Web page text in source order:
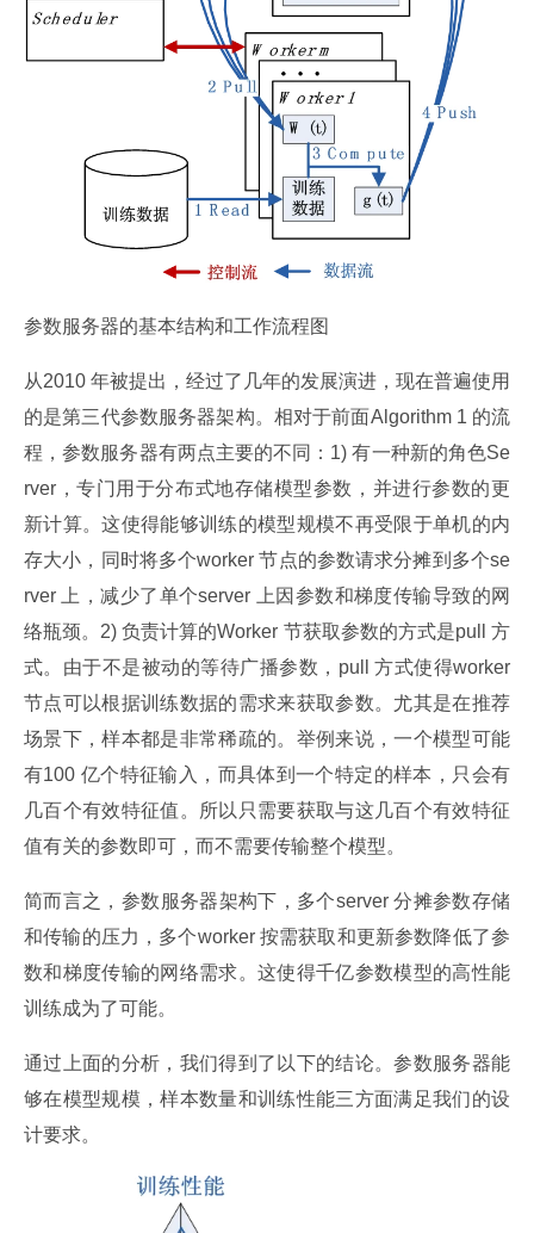
参数服务器的基本结构和工作流程图
从2010 年被提出，经过了几年的发展演进，现在普遍使用
的是第三代参数服务器架构。相对于前面Algorithm 1 的流
程，参数服务器有两点主要的不同：1) 有一种新的角色Se
rver，专门用于分布式地存储模型参数，并进行参数的更
新计算。这使得能够训练的模型规模不再受限于单机的内
存大小，同时将多个worker 节点的参数请求分摊到多个se
rver 上，减少了单个server 上因参数和梯度传输导致的网
络瓶颈。2) 负责计算的Worker 节获取参数的方式是pull 方
式。由于不是被动的等待广播参数，pull 方式使得worker
节点可以根据训练数据的需求来获取参数。尤其是在推荐
场景下，样本都是非常稀疏的。举例来说，一个模型可能
有100 亿个特征输入，而具体到一个特定的样本，只会有
几百个有效特征值。所以只需要获取与这几百个有效特征
值有关的参数即可，而不需要传输整个模型。
简而言之，参数服务器架构下，多个server 分摊参数存储
和传输的压力，多个worker 按需获取和更新参数降低了参
数和梯度传输的网络需求。这使得千亿参数模型的高性能
训练成为了可能。
通过上面的分析，我们得到了以下的结论。参数服务器能
够在模型规模，样本数量和训练性能三方面满足我们的设
计要求。